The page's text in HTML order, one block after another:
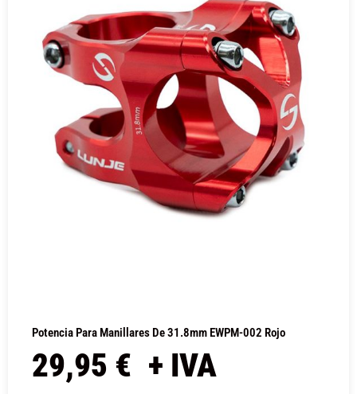
Potencia Para Manillares De 31.8mm EWPM-002 Rojo
29,95 € + IVA